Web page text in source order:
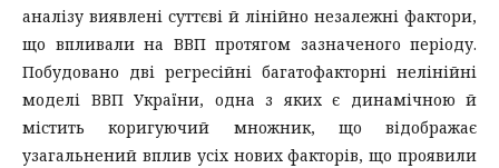
аналізу виявлені суттєві й лінійно незалежні фактори,
що впливали на ВВП протягом зазначеного періоду.
Побудовано дві регресійні багатофакторні нелінійні
моделі ВВП України, одна з яких є динамічною й
містить коригуючий множник, що відображає
узагальнений вплив усіх нових факторів, що проявили